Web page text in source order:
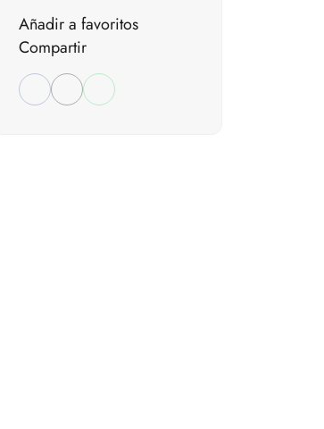
Añadir a favoritos
Compartir